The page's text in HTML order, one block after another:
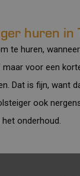
huren in
te huren,
voor een
Dat is fijn, want
ook
onderhoud.